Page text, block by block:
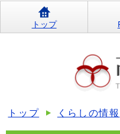
トップ
トップ くらしの情報